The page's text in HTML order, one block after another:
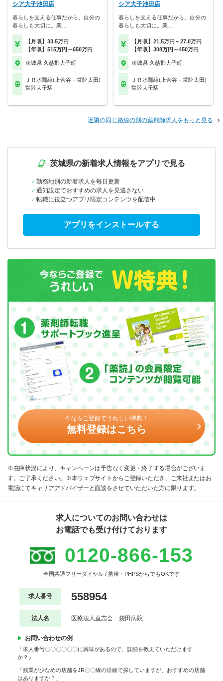
シア大子池田店
暮らしを支える仕事だから、自分の
暮らしも大切に。業…
【月収】33.5万円
【年収】515万円～650万円
茨城県 久慈郡大子町
ＪＲ水郡線(上菅谷－常陸太田)
常陸大子駅
シア大子池田店
暮らしを支える仕事だから、自分の
暮らしも大切に。業…
【月収】21.5万円～27.0万円
【年収】308万円～450万円
茨城県 久慈郡大子町
ＪＲ水郡線(上菅谷－常陸太田)
常陸大子駅
近隣の同じ路線の別の薬剤師求人をもっと見る
茨城県の新着求人情報をアプリで見る
勤務地別の新着求人を毎日更新
通知設定でおすすめの求人を見逃さない
転職に役立つアプリ限定コンテンツを配信中
アプリをインストールする
今ならご登録でうれしい特典！
無料登録はこちら
※在庫状況により、キャンペーンは予告なく変更・終了する場合がございま
す。ご了承ください。※本ウェブサイトからご登録いただき、ご来社またはお
電話にてキャリアアドバイザーと面談をさせていただいた方に限ります。
求人についてのお問い合わせは
お電話でも受け付けております
0120-866-153
全国共通フリーダイヤル / 携帯・PHPSからでもOKです
求人番号 558954
法人名 医療法人直志会 袋田病院
お問い合わせの例
「求人番号〇〇〇〇〇〇に興味があるので、詳細を教えていただけます
か？」
「残業が少なめの店舗をJR〇〇線の沿線で探していますが、おすすめの店舗
はありますか？」